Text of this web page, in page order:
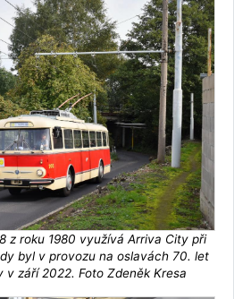
z roku 1980 využívá Arriva City při
byl v provozu na oslavách 70. let
v září 2022. Foto Zdeněk Kresa